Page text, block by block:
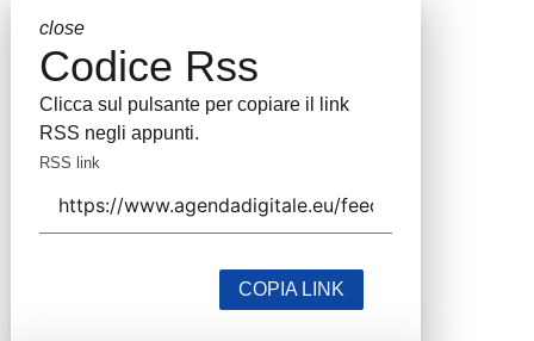
close
Codice Rss
negli appunti.
RSS link